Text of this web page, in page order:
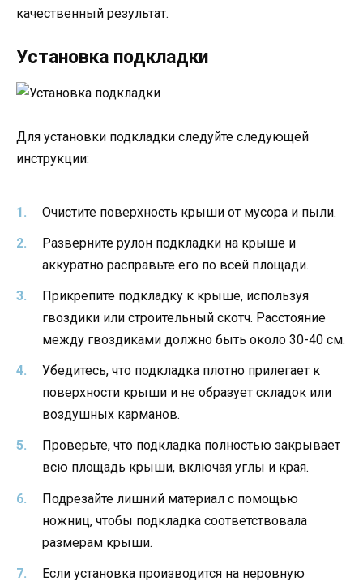
качественный результат.
Установка подкладки
Для установки подкладки следуйте следующей
инструкции:
Очистите поверхность крыши от мусора и пыли.
Разверните рулон подкладки на крыше и
аккуратно расправьте его по всей площади.
Прикрепите подкладку к крыше, используя
гвоздики или строительный скотч. Расстояние
между гвоздиками должно быть около 30-40 см.
Убедитесь, что подкладка плотно прилегает к
поверхности крыши и не образует складок или
воздушных карманов.
Проверьте, что подкладка полностью закрывает
всю площадь крыши, включая углы и края.
Подрезайте лишний материал с помощью
ножниц, чтобы подкладка соответствовала
размерам крыши.
Если установка производится на неровную